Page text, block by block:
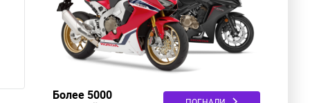
Более 5000